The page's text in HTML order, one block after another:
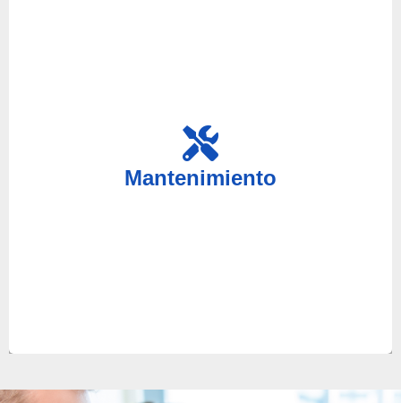
Mantenimiento
Es importante realizar el mantenimiento ocasional
de sus equipos, por ello en nuestro servicio técnico
ponemos a su disposición a nuestros mejores